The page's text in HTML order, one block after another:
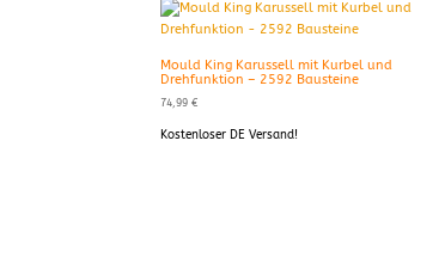
Mould King Karussell mit Kurbel und
Drehfunktion – 2592 Bausteine
74,99€
Kostenloser DE Versand!